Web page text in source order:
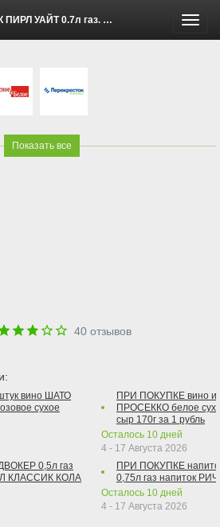
КОЛА 1 л за 1 рубль (2 - 8 Июня 2026)
Показать все
40 отзывов
вино ШАТО
сухое
0,5л газ
КЛАССИК КОЛА
ПРИ ПОКУПКЕ вино
ПРОСЕККО белое
сыр 170г за 1 рубль
Осталось 10 дней
4 - 17 Августа 2026
ПРИ ПОКУПКЕ
0,75л газ напиток
Осталось 10 дней
4 - 17 Августа 2026